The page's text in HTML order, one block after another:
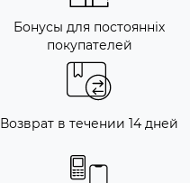
Бонусы для постоянніх
покупателей
Возврат в течении 14 дней